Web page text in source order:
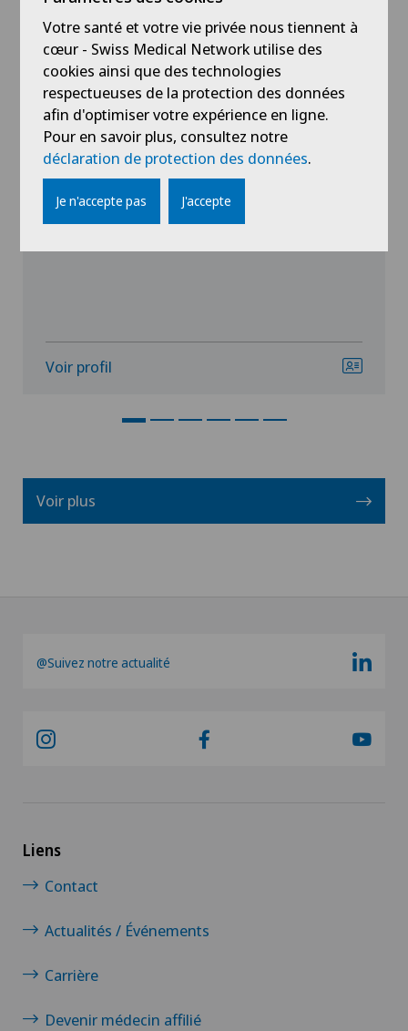
Clinica Sant'Anna
Dr méd. Luca Bruno Ballestra
Spécialisation
Voir profil
Voir plus
@Suivez notre actualité
Liens
Contact
Actualités / Événements
Carrière
Devenir médecin affilié
Votre santé et votre vie privée nous tiennent à
cœur - Swiss Medical Network utilise des
cookies ainsi que des technologies
respectueuses de la protection des données
afin d'optimiser votre expérience en ligne.
Pour en savoir plus, consultez notre
déclaration de protection des données.
Je n'accepte pas J'accepte